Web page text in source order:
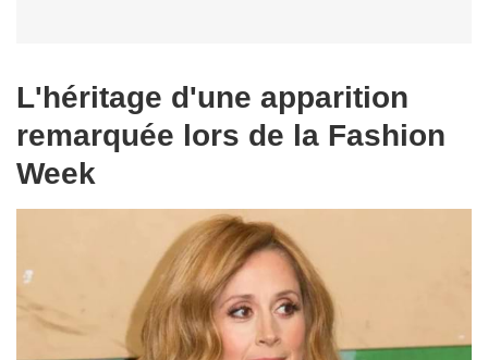
L'héritage d'une apparition
remarquée lors de la Fashion
Week